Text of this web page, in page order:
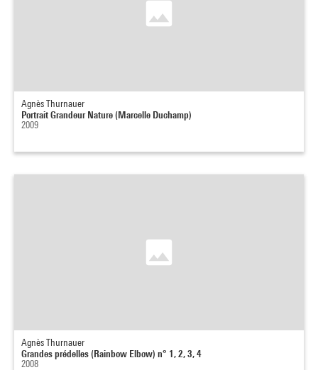
Agnès Thurnauer
Portrait Grandeur Nature (Marcelle Duchamp)
2009
Agnès Thurnauer
Grandes prédelles (Rainbow Elbow) n° 1, 2, 3, 4
2008